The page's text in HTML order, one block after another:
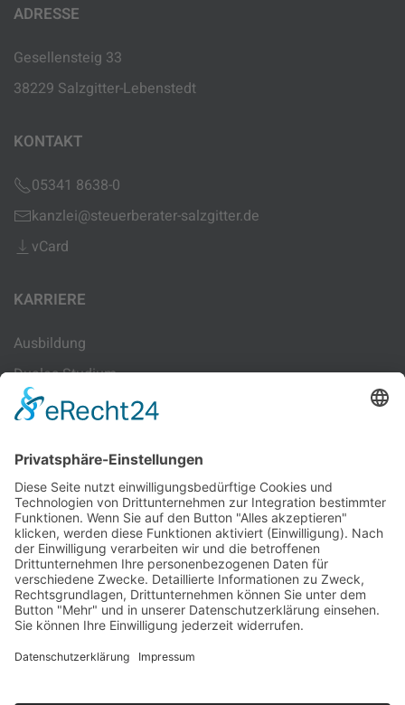
ADRESSE
Gesellensteig 33
38229 Salzgitter-Lebenstedt
KONTAKT
05341 8638-0
kanzlei@steuerberater-salzgitter.de
vCard
KARRIERE
Ausbildung
Duales Studium
Sachbearbeitung
INFORMATIONEN
Newsletteranmeldung
Kontakt
Datenschutz
Impressum